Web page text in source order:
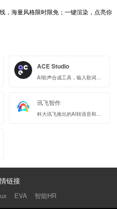
，海量风格限时限免；一键渲染，点亮你
ACE Studio
讯飞智作
链接
EVA 智能HR